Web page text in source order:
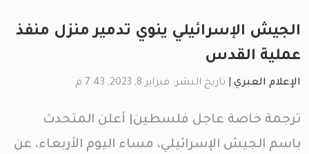
الجيش الإسرائيلي ينوي تدمير منزل منفذ
عملية القدس
الإعلام العبري تاريخ النشر: فبراير 8, 2023, 7:43 م
ترجمة خاصة عاجل فلسطين| أعلن المتحدث
باسم الجيش الإسرائيلي، مساء اليوم الأربعاء، عن